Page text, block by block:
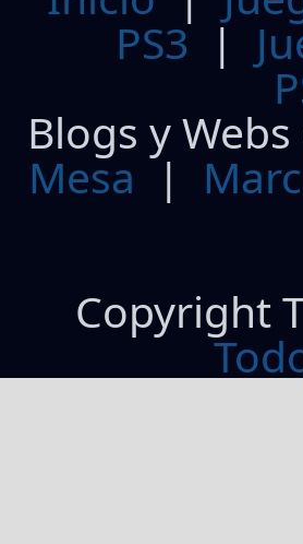
PS3|
Blogs y
Mesa |
Copyright